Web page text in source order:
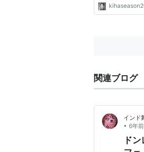
関連ブログ
インド
• 6年前
ド